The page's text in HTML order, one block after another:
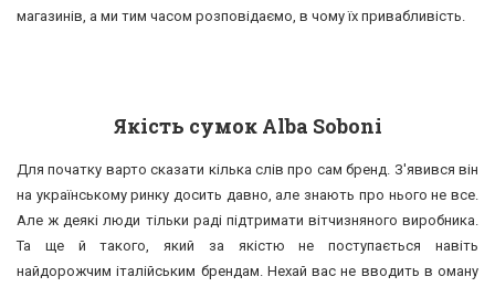
магазинів, а ми тим часом розповідаємо, в чому їх привабливість.
Якість сумок Alba Soboni
Для початку варто сказати кілька слів про сам бренд. З'явився він
на українському ринку досить давно, але знають про нього не все.
Але ж деякі люди тільки раді підтримати вітчизняного виробника.
Та ще й такого, який за якістю не поступається навіть
найдорожчим італійським брендам. Нехай вас не вводить в оману